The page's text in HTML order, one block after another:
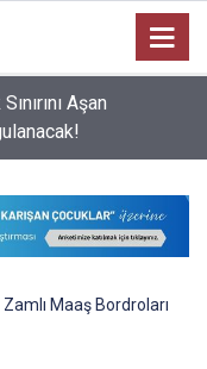
Aşan
Maaş Bordroları